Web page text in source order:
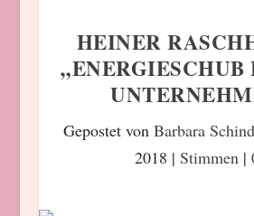
HEINER
„ENERGIESCHUB
Gepostet vonBarbara
2018 | Stimmen|